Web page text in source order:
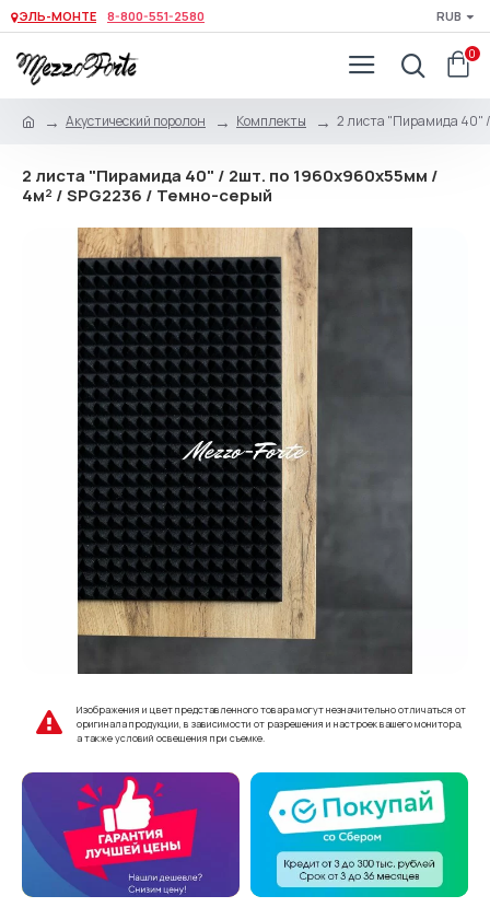
ЭЛЬ-МОНТЕ 8-800-551-2580 RUB
0
Акустический поролон Комплекты 2 листа "Пирамида 40"
2 листа "Пирамида 40" / 2шт. по 1960х960х55мм /
4м² / SPG2236 / Темно-серый
Изображения и цвет представленного товара могут незначительно отличаться от
оригинала продукции, в зависимости от разрешения и настроек вашего монитора,
а также условий освещения при съемке.